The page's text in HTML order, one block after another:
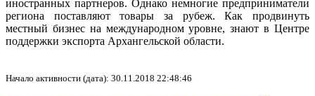
иностранных партнеров. Однако немногие предприниматели
региона поставляют товары за рубеж. Как продвинуть
местный бизнес на международном уровне, знают в Центре
поддержки экспорта Архангельской области.
Начало активности (дата): 30.11.2018 22:48:46